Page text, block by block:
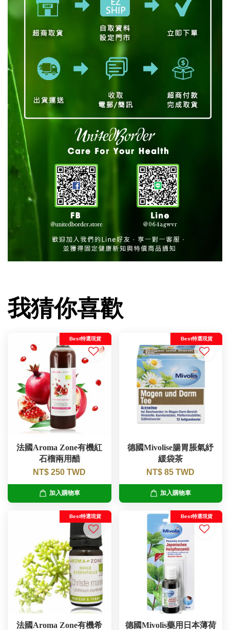
我猜你喜歡
Best特選現貨
法國Aroma Zone有機紅
石榴兩用醋
NT$ 250 TWD
加入購物車
Best特選現貨
德國Mivolise腸胃脹氣紓
緩袋茶
NT$ 85 TWD
加入購物車
Best特選現貨
法國Aroma Zone有機希
Best特選現貨
德國Mivolis藥用日本薄荷